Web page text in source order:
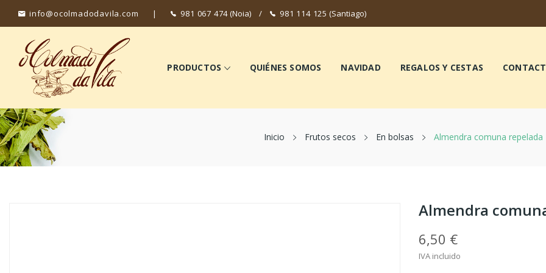
info@ocolmadodavila.com | 981 067 474(Noia) / 981 114 125 (Santiago)
PRODUCTOS QUIÉNES SOMOS NAVIDAD REGALOS Y CESTAS
Inicio Frutos secos En bolsas Almendra comuna repelada
Almendra
6,50 €
IVA incluido